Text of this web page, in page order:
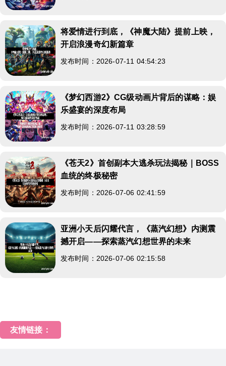
将爱情进行到底，《神魔大陆》提前上映，
开启浪漫奇幻新篇章
发布时间：2026-07-11 04:54:23
《梦幻西游2》CG级动画片背后的谋略：娱
乐盛宴的深度布局
发布时间：2026-07-11 03:28:59
《苍天2》首创副本大逃杀玩法揭秘｜BOSS
血统的终极秘密
发布时间：2026-07-06 02:41:59
亚洲小天后闪耀代言，《蒸汽幻想》内测震
撼开启――探索蒸汽幻想世界的未来
发布时间：2026-07-06 02:15:58
友情链接：